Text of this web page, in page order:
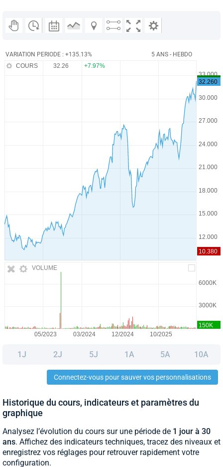
VARIATION PERIODE : +135.13% 5 ANS - HEBDO
VOLUME
COURS 32.26 +7.97%
1J 2J 5J 1A 5A 10A
Connectez-vous pour sauver vos personnalisations
Historique du cours, indicateurs et paramètres du
graphique
Analysez l’évolution du cours sur une période de 1 jour à 30
ans. Affichez des indicateurs techniques, tracez des niveaux et
enregistrez vos réglages pour retrouver rapidement votre
configuration.